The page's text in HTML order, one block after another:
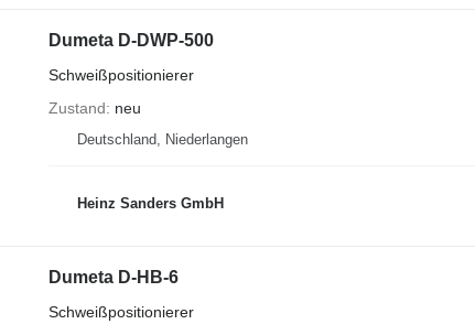
Dumeta D-DWP-500
Schweißpositionierer
Zustand
neu
Deutschland, Niederlangen
Heinz Sanders GmbH
Dumeta D-HB-6
Schweißpositionierer